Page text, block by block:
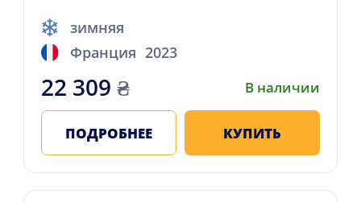
зимняя
Франция 2023
22 309 ₴ В наличии
ПОДРОБНЕЕ КУПИТЬ